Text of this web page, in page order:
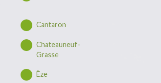
Cantaron
Chateauneuf-
Grasse
Èze